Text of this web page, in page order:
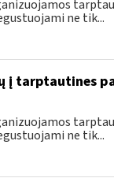
ne tik...
į tarptautines
ne tik...